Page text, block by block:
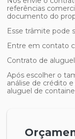
referências
documento do
Esse trâmite pode
Entre em contato
Contrato de
Após escolher o
análise de crédito
aluguel de